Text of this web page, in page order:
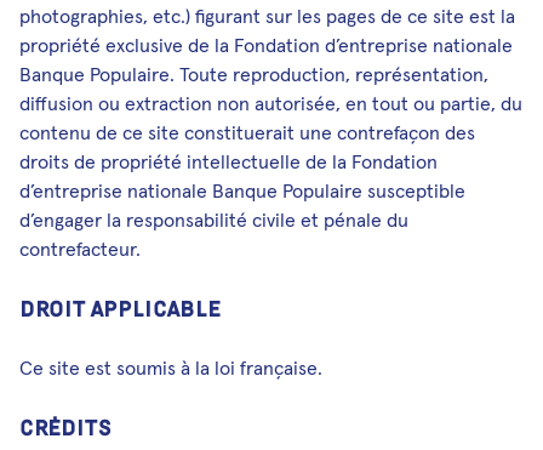
photographies, etc.) figurant sur les pages de ce site est la
propriété exclusive de la Fondation d’entreprise nationale
Banque Populaire. Toute reproduction, représentation,
diffusion ou extraction non autorisée, en tout ou partie, du
contenu de ce site constituerait une contrefaçon des
droits de propriété intellectuelle de la Fondation
d’entreprise nationale Banque Populaire susceptible
d’engager la responsabilité civile et pénale du
contrefacteur.
Droit applicable
Ce site est soumis à la loi française.
Crédits